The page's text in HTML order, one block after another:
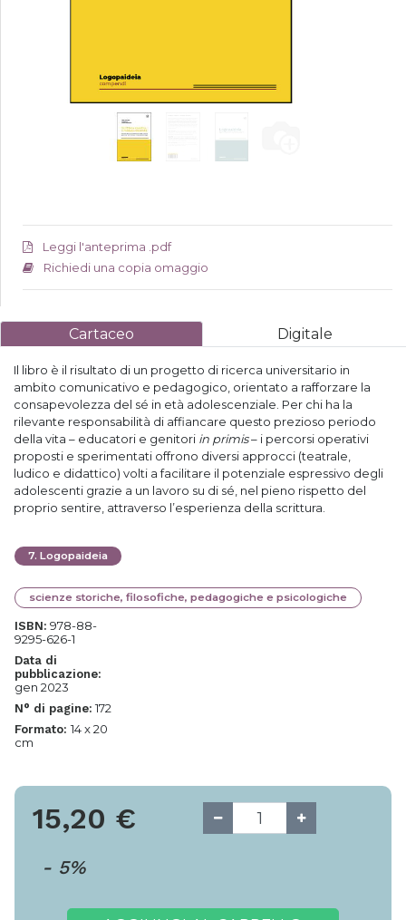
Leggi l'anteprima .pdf
Richiedi una copia omaggio
Cartaceo Digitale
Il libro è il risultato di un progetto di ricerca universitario in
ambito comunicativo e pedagogico, orientato a rafforzare la
consapevolezza del sé in età adolescenziale. Per chi ha la
rilevante responsabilità di affiancare questo prezioso periodo
della vita – educatori e genitori in primis– i percorsi operativi
proposti e sperimentati offrono diversi approcci (teatrale,
ludico e didattico) volti a facilitare il potenziale espressivo degli
adolescenti grazie a un lavoro su di sé, nel pieno rispetto del
proprio sentire, attraverso l’esperienza della scrittura.
7. Logopaideia
scienze storiche, filosofiche, pedagogiche e psicologiche
ISBN: 978-88-
9295-626-1
Data di
pubblicazione:
gen 2023
N° di pagine: 172
Formato: 14 x 20
cm
15,20 €
- 5%